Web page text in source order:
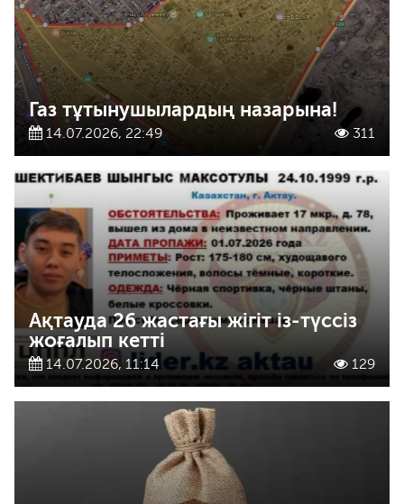
Газ тұтынушылардың назарына!
14.07.2026, 22:49 311
Ақтауда 26 жастағы жігіт із-түссіз
жоғалып кетті
14.07.2026, 11:14 129